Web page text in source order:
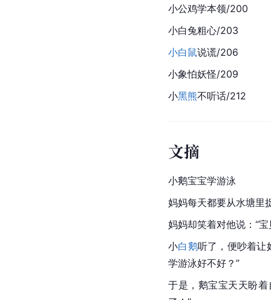
小公鸡学本领/200
小白兔粗心/203
小白鼠说谎/206
小象怕妖怪/209
小黑熊不听话/212
文摘
小鹅宝宝学游泳
妈妈每天都要从水塘里
妈妈却笑着对他说：“
小白鹅听了，便吵着让
学游泳好不好？”
于是，鹅宝宝天天盼